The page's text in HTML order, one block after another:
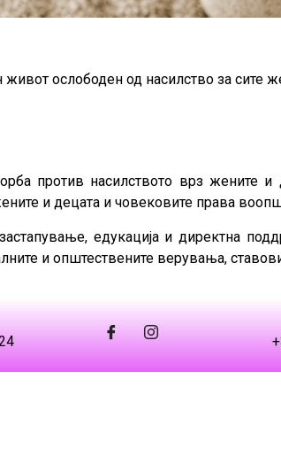
ослободен од насилство за сите
против насилството врз жените
и децата и човековите права
едукација и директна
и општествените верувања,